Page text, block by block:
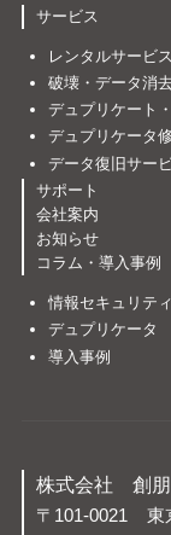
サービス
レンタルサービス
破壊・データ消
デュプリケート
デュプリケータ
データ復旧サー
サポート
会社案内
お知らせ
コラム・導入事例
情報セキュリティ
デュプリケータ
導入事例
株式会社 創朋
〒101-0021 東